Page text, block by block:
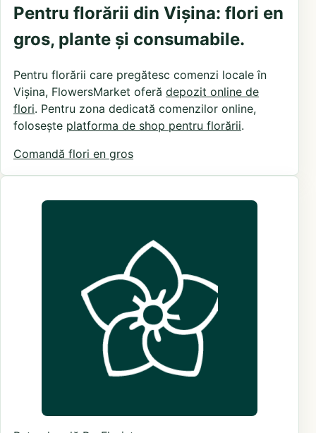
Pentru florării din Vișina: flori en
gros, plante și consumabile.
Pentru florării care pregătesc comenzi locale în
Vișina, FlowersMarket oferă depozit online de
flori. Pentru zona dedicată comenzilor online,
folosește platforma de shop pentru florării.
Comandă flori en gros